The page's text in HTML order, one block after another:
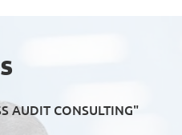
AUDIT CONSULTING"